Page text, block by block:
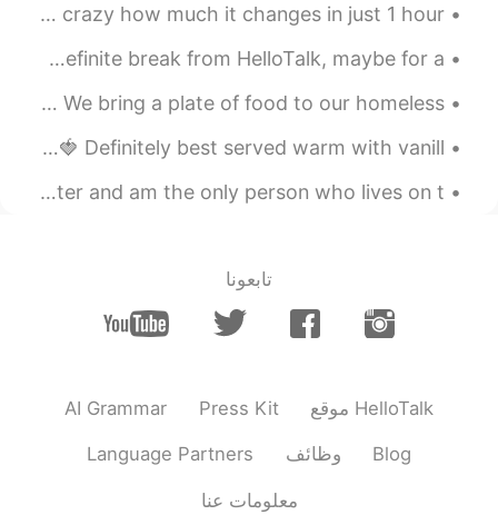
JP
EN
@alex
私からしたら、その大自然は羨まし
いよ☺️
Ayumi
2019.08.02 12:14
JP
EN
@alex
それなら梅干しを是非食べてみて
欲しい😄😄😄すっぱいのが大丈夫なら食べ
@alex
I know, you're right.
EN
SV
FI
JP
CN
DE
@Ayumi
すっぱい味も美味しいと思いま
Happy New Years 🎉😎 The sunset was beautiful, and it’s crazy how much it changes in just 1 hour 🤩 ...
Hello, I have decided that I’m going to be taking an indefinite break from HelloTalk, maybe for a...
The people who give you their food give you their heart. We bring a plate of food to our homeless...
Mmmm strawberry pie made with fresh picked strawberries 🍓 Definitely best served warm with vanill...
I had to call the police tonight. I live at a nature center and am the only person who lives on t...
تابعونا
AI Grammar Press Kit موقع HelloTalk
Language Partners وظائف Blog
معلومات عنا